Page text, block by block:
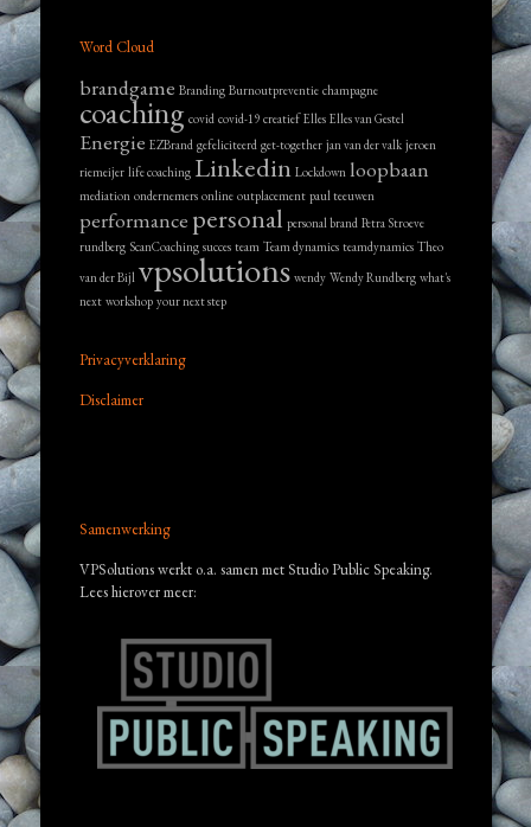
Word Cloud
brandgame Branding Burnoutpreventie champagne
coaching covid covid-19 creatief Elles Elles van Gestel
Energie EZBrand gefeliciteerd get-together jan van der valk jeroen
riemeijer life coaching Linkedin Lockdown loopbaan
mediation ondernemers online outplacement paul teeuwen
performance personal personal brand Petra Stroeve
rundberg ScanCoaching succes team Team dynamics teamdynamics Theo
van der Bijl vpsolutions wendy Wendy Rundberg what's
next workshop your next step
Privacyverklaring
Disclaimer
Samenwerking
VPSolutions werkt o.a. samen met Studio Public Speaking.
Lees hierover meer: